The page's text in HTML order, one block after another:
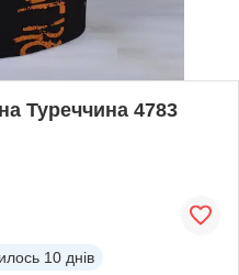
Туреччина 4783
10 днів